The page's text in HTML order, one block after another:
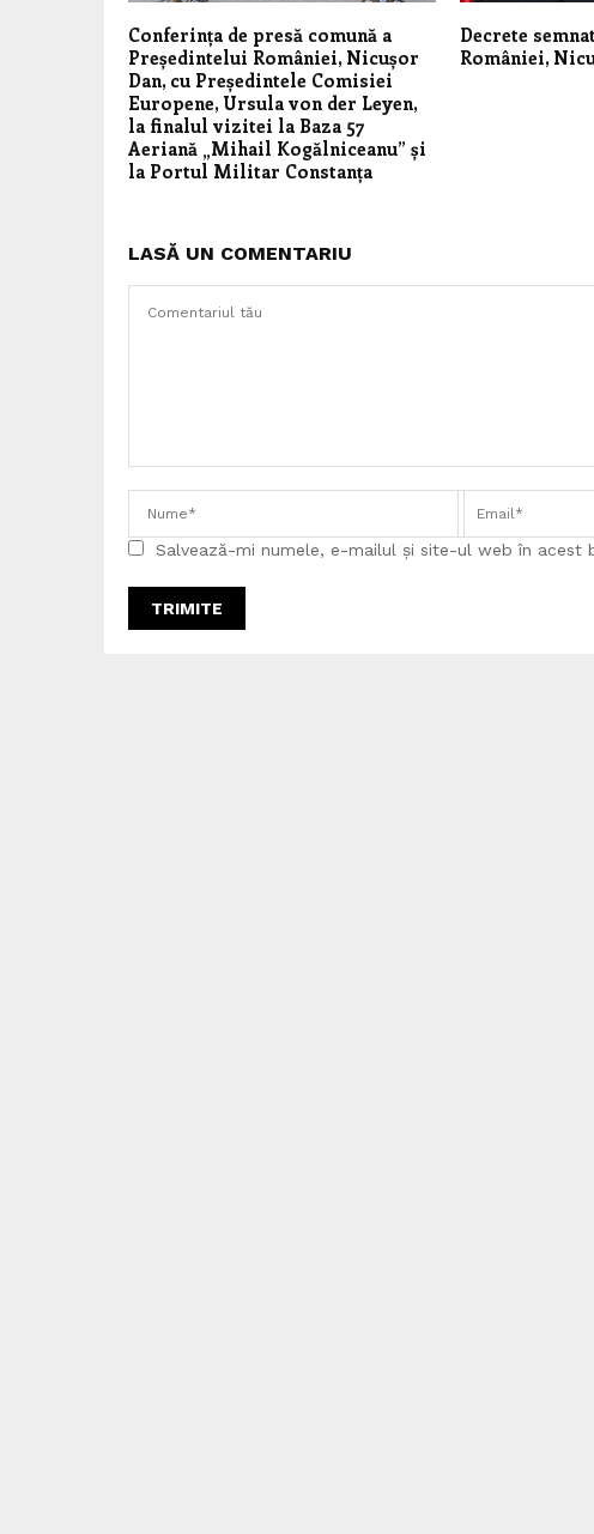
Conferința de presă comună a
Președintelui României, Nicușor
Dan, cu Președintele Comisiei
Europene, Ursula von der Leyen,
la finalul vizitei la Baza 57
Aeriană „Mihail Kogălniceanu” și
la Portul Militar Constanța
Decrete
României,
LASĂ UN COMENTARIU
Salvează-mi numele, e-mailul și site-ul web în